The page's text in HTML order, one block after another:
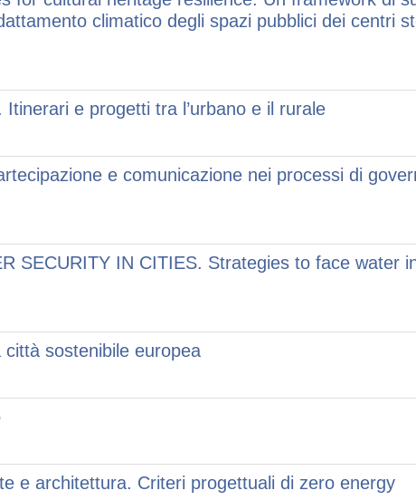
climatico degli spazi pubblici dei centri
e progetti tra l’urbano e il rurale
e comunicazione nei processi di
SECURITY IN CITIES. Strategies to face water
sostenibile europea
e architettura. Criteri progettuali di zero energy